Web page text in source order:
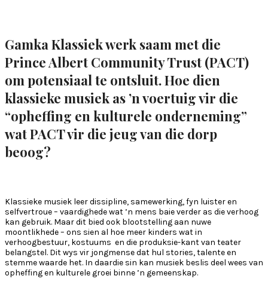
Gamka Klassiek werk saam met die
Prince Albert Community Trust (PACT)
om potensiaal te ontsluit. Hoe dien
klassieke musiek as ’n voertuig vir die
“opheffing en kulturele onderneming”
wat PACT vir die jeug van die dorp
beoog?
Klassieke musiek leer dissipline, samewerking, fyn luister en
selfvertroue – vaardighede wat ’n mens baie verder as die verhoog
kan gebruik. Maar dit bied ook blootstelling aan nuwe
moontlikhede – ons sien al hoe meer kinders wat in
verhoogbestuur, kostuums en die produksie-kant van teater
belangstel. Dit wys vir jongmense dat hul stories, talente en
stemme waarde het. In daardie sin kan musiek beslis deel wees van
opheffing en kulturele groei binne ’n gemeenskap.